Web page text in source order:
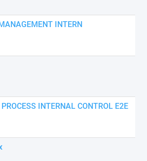
INTERN
INTERNAL CONTROL E2E